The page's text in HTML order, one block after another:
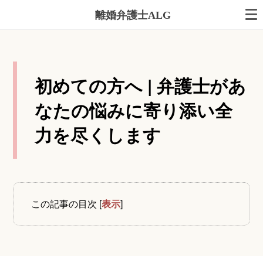
離婚弁護士ALG
初めての方へ | 弁護士があ
なたの悩みに寄り添い全
力を尽くします
この記事の目次 [表示]